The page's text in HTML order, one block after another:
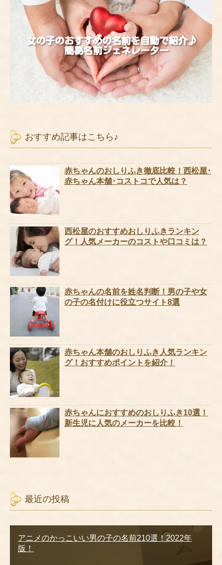
おすすめ記事はこちら♪
赤ちゃんのおしりふき徹底比較！西松屋･
赤ちゃん本舗･コストコで人気は？
西松屋のおすすめおしりふきランキン
グ！人気メーカーのコストや口コミは？
赤ちゃんの名前を姓名判断！男の子や女
の子の名付けに役立つサイト8選
赤ちゃん本舗のおしりふき人気ランキン
グ！おすすめポイントを紹介！
赤ちゃんにおすすめのおしりふき10選！
新生児に人気のメーカーを比較！
最近の投稿
アニメのかっこいい男の子の名前210選！2022年
版！